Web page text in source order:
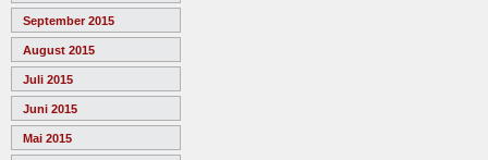
September 2015
August 2015
Juli 2015
Juni 2015
Mai 2015